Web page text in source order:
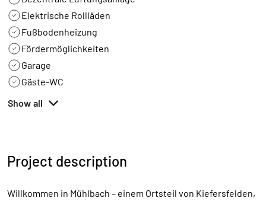
Elektrische Rollläden
Fußbodenheizung
Fördermöglichkeiten
Garage
Gäste-WC
Show all
Project description
Willkommen in Mühlbach – einem Ortsteil von Kiefersfelden,